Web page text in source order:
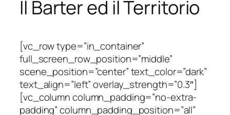
Il Barter ed il Territorio
[vc_row type=”in_container”
full_screen_row_position=”middle”
scene_position=”center” text_color=”dark”
text_align=”left” overlay_strength=”0.3″]
[vc_column column_padding=”no-extra-
padding” column_padding_position=”all”